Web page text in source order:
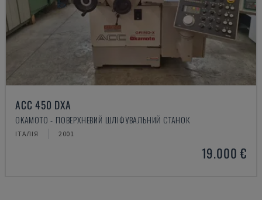
ACC 450 DXA
OKAMOTO - ПОВЕРХНЕВИЙ ШЛІФУВАЛЬНИЙ СТАНОК
ІТАЛІЯ 2001
19.000 €